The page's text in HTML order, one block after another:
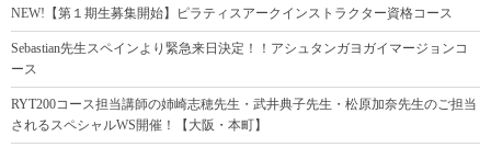
NEW!【第１期生募集開始】ピラティスアークインストラクター資格コース
Sebastian先生スペインより緊急来日決定！！アシュタンガヨガイマージョンコ
ース
RYT200コース担当講師の姉崎志穂先生・武井典子先生・松原加奈先生のご担当
されるスペシャルWS開催！【大阪・本町】